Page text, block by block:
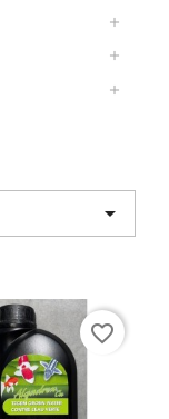




favorite_border